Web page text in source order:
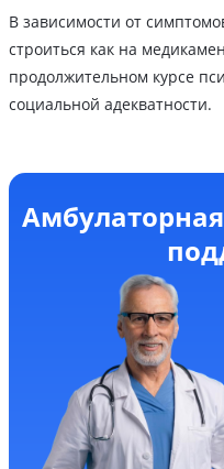
В зависимости от
строиться как на
продолжительном курсе
социальной адекватности.